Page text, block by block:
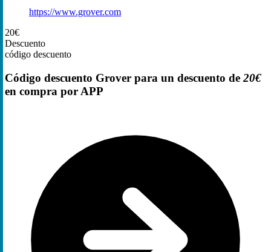
https://www.grover.com
20€
Descuento
código descuento
Código descuento Grover para un descuento de 20€
en compra por APP